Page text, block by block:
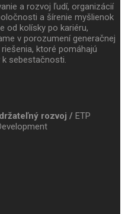
a rozvoj ľudí, organizácií
a šírenie myšlienok
od kolísky po kariéru,
v porozumení generačnej
ktoré pomáhajú
sebestačnosti.
rozvoj / ETP